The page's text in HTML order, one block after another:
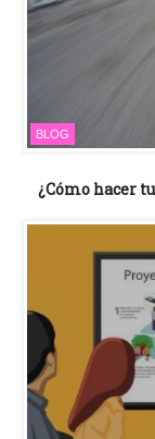
BLOG
¿Cómo hacer